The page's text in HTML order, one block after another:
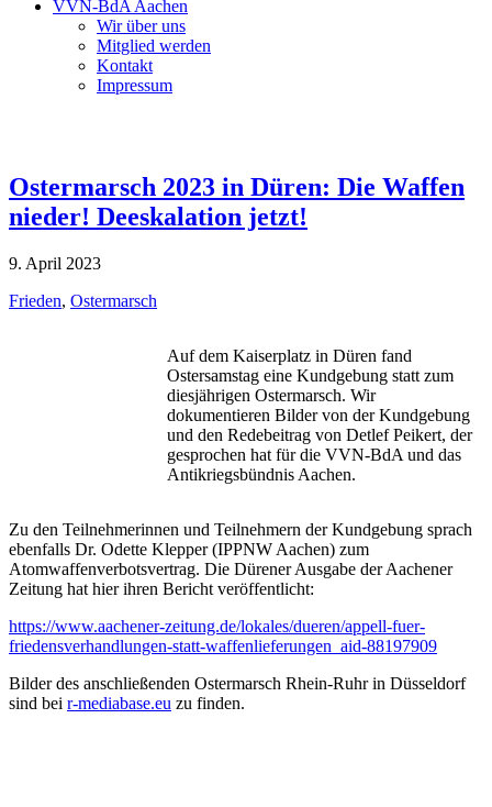
VVN-BdA Aachen
Wir über uns
Mitglied werden
Kontakt
Impressum
Ostermarsch 2023 in Düren: Die Waffen
nieder! Deeskalation jetzt!
9. April 2023
Frieden, Ostermarsch
Auf dem Kaiserplatz in Düren fand
Ostersamstag eine Kundgebung statt zum
diesjährigen Ostermarsch. Wir
dokumentieren Bilder von der Kundgebung
und den Redebeitrag von Detlef Peikert, der
gesprochen hat für die VVN-BdA und das
Antikriegsbündnis Aachen.
Zu den Teilnehmerinnen und Teilnehmern der Kundgebung sprach
ebenfalls Dr. Odette Klepper (IPPNW Aachen) zum
Atomwaffenverbotsvertrag. Die Dürener Ausgabe der Aachener
Zeitung hat hier ihren Bericht veröffentlicht:
https://www.aachener-zeitung.de/lokales/dueren/appell-fuer-
friedensverhandlungen-statt-waffenlieferungen_aid-88197909
Bilder des anschließenden Ostermarsch Rhein-Ruhr in Düsseldorf
sind bei r-mediabase.eu zu finden.